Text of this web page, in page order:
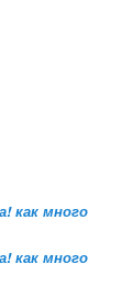
как много
как много